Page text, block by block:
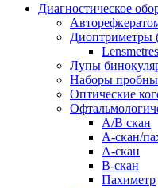
Диагностическое
Диоптриметры
Лупы
Наборы
Оптические
A/B скан
A-скан/
A-скан
B-скан
Пахиметр